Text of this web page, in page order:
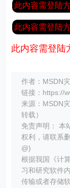
此内容需登陆
此内容需登陆
此内容需登陆
作者：MSDN
链接：https://
来源：MSDN
转载）
免责声明： 本
权利，请联系
@)
根据我国《计
习和研究软件
传输或者存储